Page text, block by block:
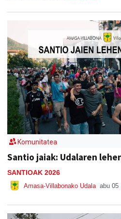
Komunitatea
Santio jaiak: Udalaren
SANTIOAK 2026
Amasa-Villabonako Udala abu 05